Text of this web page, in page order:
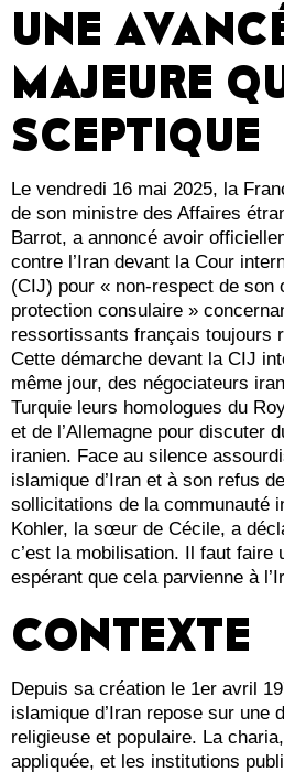
UNE
MAJEURE
SCEPTIQUE
Le vendredi 16 mai 2025, la
de son ministre des Affaires
Barrot, a annoncé avoir
contre l’Iran devant la Cour
(CIJ) pour « non-respect de son
protection consulaire »
ressortissants français toujours
Cette démarche devant la CIJ
même jour, des négociateurs
Turquie leurs homologues du
et de l’Allemagne pour discuter
iranien. Face au silence
islamique d’Iran et à son refus
sollicitations de la communauté
Kohler, la sœur de Cécile, a
c’est la mobilisation. Il faut faire
espérant que cela parvienne à
CONTEXTE
Depuis sa création le 1er avril
islamique d’Iran repose sur une
religieuse et populaire. La
appliquée, et les institutions